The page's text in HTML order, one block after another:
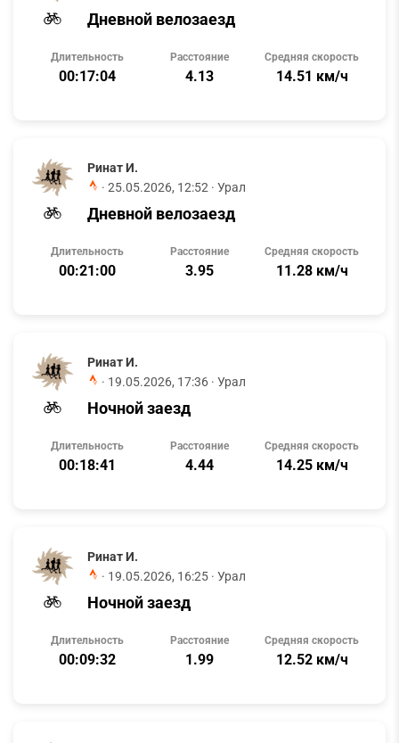
Дневной велозаезд
Длительность
00:17:04
Расстояние
4.13
Средняя скорость
14.51 км/ч
Ринат И.
· 25.05.2026, 12:52 · Урал
Дневной велозаезд
Длительность
00:21:00
Расстояние
3.95
Средняя скорость
11.28 км/ч
Ринат И.
· 19.05.2026, 17:36 · Урал
Ночной заезд
Длительность
00:18:41
Расстояние
4.44
Средняя скорость
14.25 км/ч
Ринат И.
· 19.05.2026, 16:25 · Урал
Ночной заезд
Длительность
00:09:32
Расстояние
1.99
Средняя скорость
12.52 км/ч